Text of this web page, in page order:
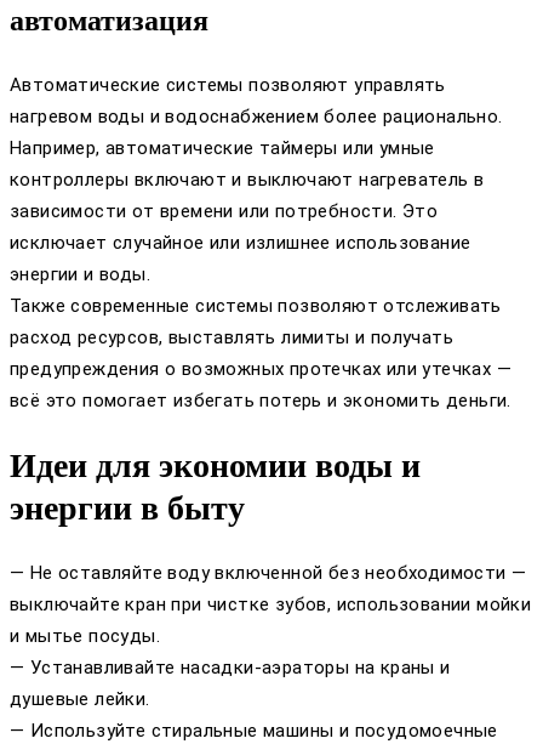
автоматизация
Автоматические системы позволяют управлять
нагревом воды и водоснабжением более рационально.
Например, автоматические таймеры или умные
контроллеры включают и выключают нагреватель в
зависимости от времени или потребности. Это
исключает случайное или излишнее использование
энергии и воды.
Также современные системы позволяют отслеживать
расход ресурсов, выставлять лимиты и получать
предупреждения о возможных протечках или утечках —
всё это помогает избегать потерь и экономить деньги.
Идеи для экономии воды и
энергии в быту
— Не оставляйте воду включенной без необходимости —
выключайте кран при чистке зубов, использовании мойки
и мытье посуды.
— Устанавливайте насадки-аэраторы на краны и
душевые лейки.
— Используйте стиральные машины и посудомоечные